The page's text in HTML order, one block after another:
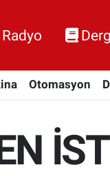
Radyo
Otomasyon